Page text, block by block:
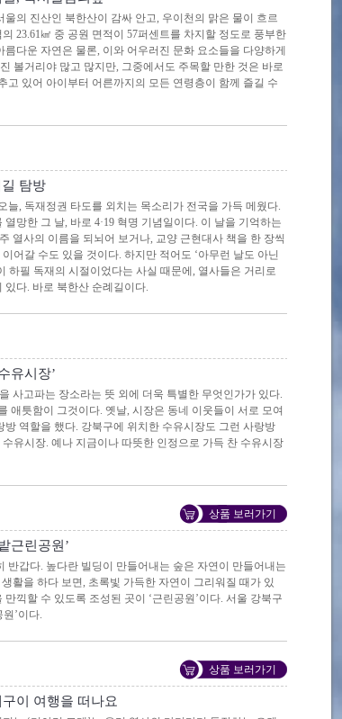
의 진산인 북한산이 감싸 안고, 우이천의 맑은 물이 흐르
23.61㎢ 중 공원 면적이 57퍼센트를 차지할 정도로 풍부한
다운 자연은 물론, 이와 어우러진 문화 요소들을 다양하게
볼거리야 많고 많지만, 그중에서도 주목할 만한 것은 바로
있어 아이부터 어른까지의 모든 연령층이 함께 즐길 수
탐방
늘, 독재정권 타도를 외치는 목소리가 전국을 가득 메웠다.
망한 그 날, 바로 4·19 혁명 기념일이다. 이 날을 기억하는
열사의 이름을 되뇌어 보거나, 교양 근현대사 책을 한 장씩
어갈 수도 있을 것이다. 하지만 적어도 ‘아무런 날도 아닌
하필 독재의 시절이었다는 사실 때문에, 열사들은 거리로
다. 바로 북한산 순례길이다.
유시장’
사고파는 장소라는 뜻 외에 더욱 특별한 무엇인가가 있다.
애틋함이 그것이다. 옛날, 시장은 동네 이웃들이 서로 모여
방 역할을 했다. 강북구에 위치한 수유시장도 그런 사랑방
유시장. 예나 지금이나 따뜻한 인정으로 가득 찬 수유시장
근린공원’
반갑다. 높다란 빌딩이 만들어내는 숲은 자연이 만들어내는
활을 하다 보면, 초록빛 가득한 자연이 그리워질 때가 있
끽할 수 있도록 조성된 곳이 ‘근린공원’이다. 서울 강북구
’이다.
상품 보러가기
이 여행을 떠나요
상품 보러가기